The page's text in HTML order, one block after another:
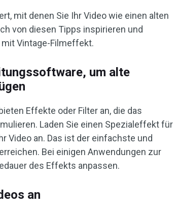
mit denen Sie Ihr Video wie einen alten
von diesen Tipps inspirieren und
Vintage-Filmeffekt.
um alte
Effekte oder Filter an, die das
Laden Sie einen Spezialeffekt für
Video an. Das ist der einfachste und
Bei einigen Anwendungen zur
des Effekts anpassen.
an